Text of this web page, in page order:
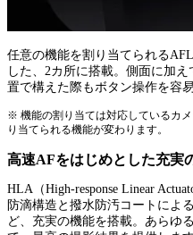
任意の機能を割り当てられる
した、2カ所に搭載。側面に加
置で構えた際もボタン操作を容
※ 機能の割り当ては対応しているカ
り当てられる機能が変わります。
高速AFをはじめとした充実
HLA（High-response Linear
防滴構造と撥水防汚コートによ
ど、充実の機能を搭載。あらゆ